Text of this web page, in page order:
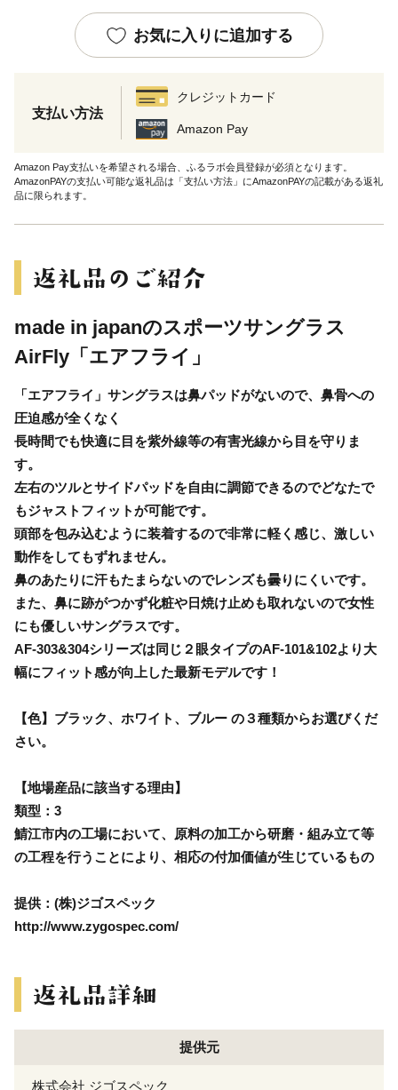
お気に入りに追加する
支払い方法
クレジットカード
Amazon Pay
Amazon Pay支払いを希望される場合、ふるラボ会員登録が必須となります。
AmazonPAYの支払い可能な返礼品は「支払い方法」にAmazonPAYの記載がある返礼
品に限られます。
made in japanのスポーツサングラス
AirFly「エアフライ」
「エアフライ」サングラスは鼻パッドがないので、鼻骨への
圧迫感が全くなく
長時間でも快適に目を紫外線等の有害光線から目を守りま
す。
左右のツルとサイドパッドを自由に調節できるのでどなたで
もジャストフィットが可能です。
頭部を包み込むように装着するので非常に軽く感じ、激しい
動作をしてもずれません。
鼻のあたりに汗もたまらないのでレンズも曇りにくいです。
また、鼻に跡がつかず化粧や日焼け止めも取れないので女性
にも優しいサングラスです。
AF-303&304シリーズは同じ２眼タイプのAF-101&102より大
幅にフィット感が向上した最新モデルです！
【色】ブラック、ホワイト、ブルー の３種類からお選びくだ
さい。
【地場産品に該当する理由】
類型：3
鯖江市内の工場において、原料の加工から研磨・組み立て等
の工程を行うことにより、相応の付加価値が生じているもの
提供：(株)ジゴスペック
http://www.zygospec.com/
提供元
株式会社 ジゴスペック